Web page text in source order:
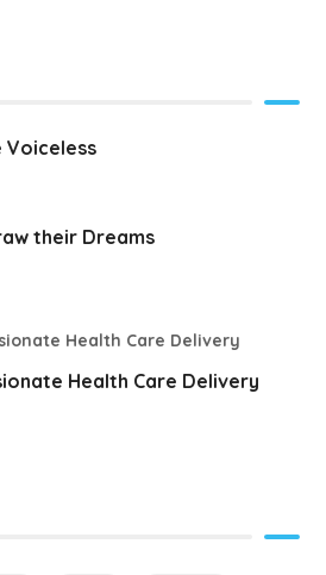
Voiceless
their Dreams
Health Care Delivery